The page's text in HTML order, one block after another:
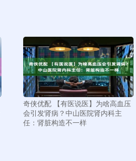
奇侠优配 【有医说医】为啥高血压
会引发肾病？中山医院肾内科主
任：肾脏构造不一样